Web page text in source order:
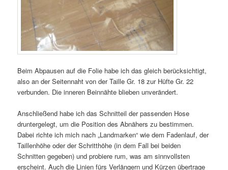
Beim Abpausen auf die Folie habe ich das gleich berücksichtigt,
also an der Seitennaht von der Taille Gr. 18 zur Hüfte Gr. 22
verbunden. Die inneren Beinnähte blieben unverändert.
Anschließend habe ich das Schnitteil der passenden Hose
druntergelegt, um die Position des Abnähers zu bestimmen.
Dabei richte ich mich nach „Landmarken“ wie dem Fadenlauf, der
Taillenhöhe oder der Schritthöhe (in dem Fall bei beiden
Schnitten gegeben) und probiere rum, was am sinnvollsten
erscheint. Auch die Linien fürs Verlängern und Kürzen übertrage